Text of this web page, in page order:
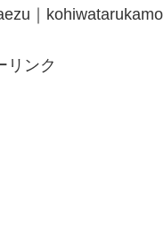
｜kohiwatarukamo
リンク